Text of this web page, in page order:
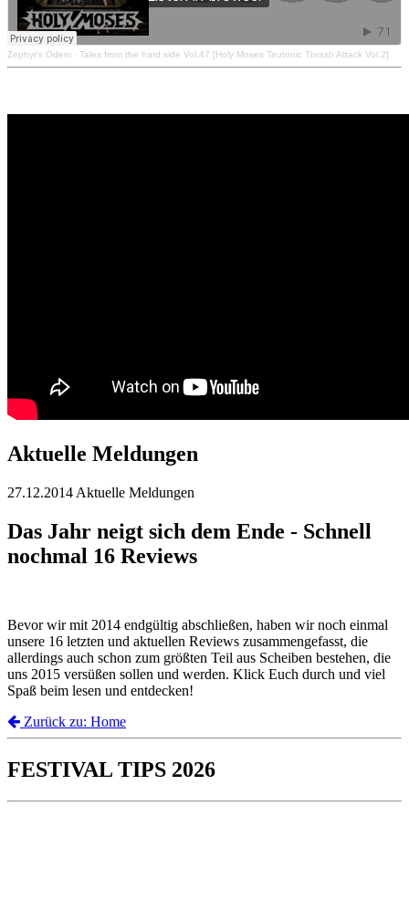
Zephyr's Odem · Tales from the hard side Vol.47 [Holy Moses Teutonic Thrash Attack Vol.2]
Aktuelle Meldungen
27.12.2014 Aktuelle Meldungen
Das Jahr neigt sich dem Ende - Schnell
nochmal 16 Reviews
Bevor wir mit 2014 endgültig abschließen, haben wir noch einmal
unsere 16 letzten und aktuellen Reviews zusammengefasst, die
allerdings auch schon zum größten Teil aus Scheiben bestehen, die
uns 2015 versüßen sollen und werden. Klick Euch durch und viel
Spaß beim lesen und entdecken!
Zurück zu: Home
FESTIVAL TIPS 2026